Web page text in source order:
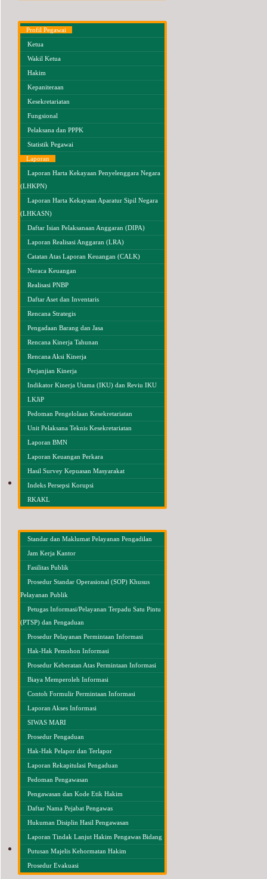
Profil Pegawai
Ketua
Wakil Ketua
Hakim
Kepaniteraan
Kesekretariatan
Fungsional
Pelaksana dan PPPK
Statistik Pegawai
Laporan
Laporan Harta Kekayaan Penyelenggara Negara
(LHKPN)
Laporan Harta Kekayaan Aparatur Sipil Negara
(LHKASN)
Daftar Isian Pelaksanaan Anggaran (DIPA)
Laporan Realisasi Anggaran (LRA)
Catatan Atas Laporan Keuangan (CALK)
Neraca Keuangan
Realisasi PNBP
Daftar Aset dan Inventaris
Rencana Strategis
Pengadaan Barang dan Jasa
Rencana Kinerja Tahunan
Rencana Aksi Kinerja
Perjanjian Kinerja
Indikator Kinerja Utama (IKU) dan Reviu IKU
LKJiP
Pedoman Pengelolaan Kesekretariatan
Unit Pelaksana Teknis Kesekretariatan
Laporan BMN
Laporan Keuangan Perkara
Hasil Survey Kepuasan Masyarakat
Indeks Persepsi Korupsi
RKAKL
LAYANAN PUBLIK
Standar dan Maklumat Pelayanan Pengadilan
Jam Kerja Kantor
Fasilitas Publik
Prosedur Standar Operasional (SOP) Khusus
Pelayanan Publik
Petugas Informasi/Pelayanan Terpadu Satu Pintu
(PTSP) dan Pengaduan
Prosedur Pelayanan Permintaan Informasi
Hak-Hak Pemohon Informasi
Prosedur Keberatan Atas Permintaan Informasi
Biaya Memperoleh Informasi
Contoh Formulir Permintaan Informasi
Laporan Akses Informasi
SIWAS MARI
Prosedur Pengaduan
Hak-Hak Pelapor dan Terlapor
Laporan Rekapitulasi Pengaduan
Pedoman Pengawasan
Pengawasan dan Kode Etik Hakim
Daftar Nama Pejabat Pengawas
Hukuman Disiplin Hasil Pengawasan
Laporan Tindak Lanjut Hakim Pengawas Bidang
Putusan Majelis Kehormatan Hakim
Prosedur Evakuasi
PUBLIKASI